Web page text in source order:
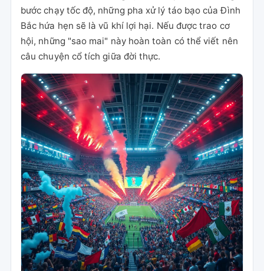
bước chạy tốc độ, những pha xử lý táo bạo của Đình
Bắc hứa hẹn sẽ là vũ khí lợi hại. Nếu được trao cơ
hội, những "sao mai" này hoàn toàn có thể viết nên
câu chuyện cổ tích giữa đời thực.